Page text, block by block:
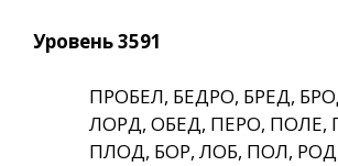
Уровень 3591
ПРОБЕЛ, БЕДРО, БРЕД,
ЛОРД, ОБЕД, ПЕРО, ПОЛЕ,
ПЛОД, БОР, ЛОБ, ПОЛ, РОД